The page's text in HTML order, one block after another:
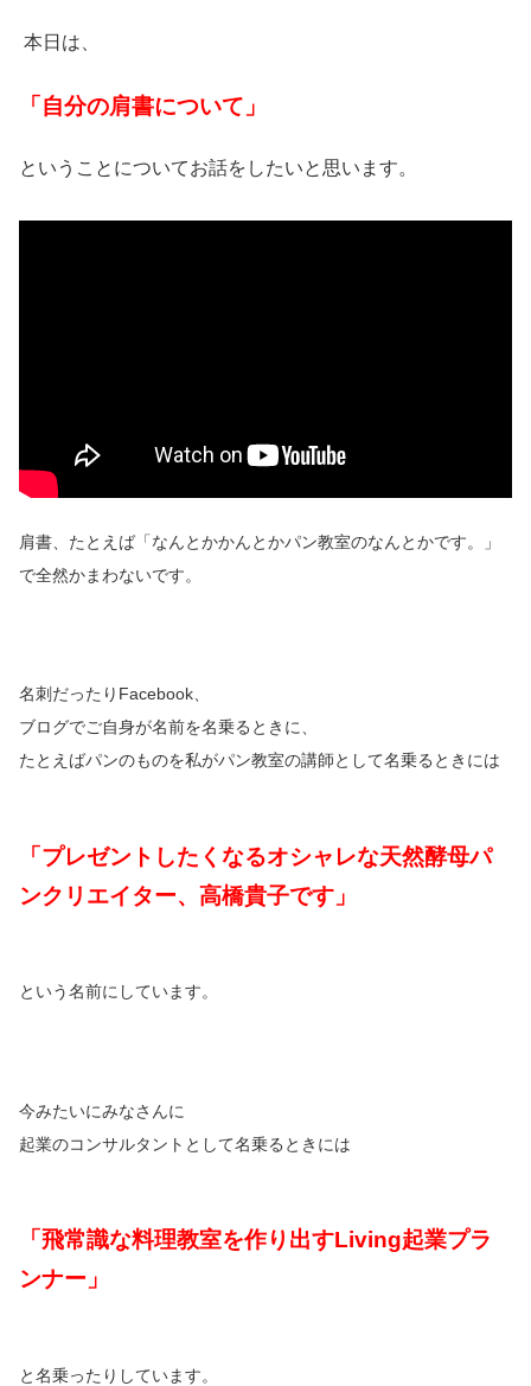
本日は、
「自分の肩書について」
ということについてお話をしたいと思います。
肩書、たとえば「なんとかかんとかパン教室のなんとかです。」
で全然かまわないです。
名刺だったりFacebook、
ブログでご自身が名前を名乗るときに、
たとえばパンのものを私がパン教室の講師として名乗るときには
「プレゼントしたくなるオシャレな天然酵母パ
ンクリエイター、高橋貴子です」
という名前にしています。
今みたいにみなさんに
起業のコンサルタントとして名乗るときには
「飛常識な料理教室を作り出すLiving起業プラ
ンナー」
と名乗ったりしています。